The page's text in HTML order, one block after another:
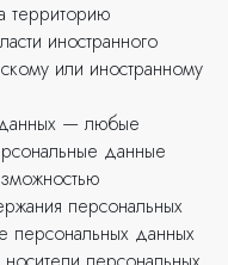
территорию
иностранного
или иностранному
— любые
данные
персональных
персональных данных